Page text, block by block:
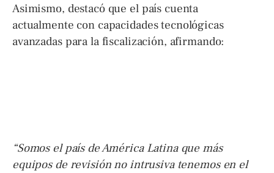
Asimismo, destacó que el país cuenta
actualmente con capacidades tecnológicas
avanzadas para la fiscalización, afirmando:
“Somos el país de América Latina que más
equipos de revisión no intrusiva tenemos en el